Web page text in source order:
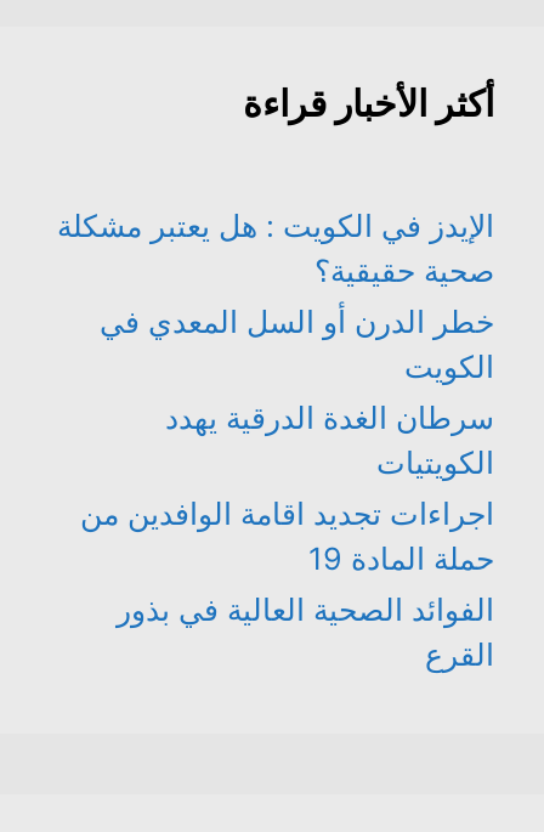
أكثر الأخبار قراءة
الإيدز في الكويت : هل يعتبر مشكلة
صحية حقيقية؟
خطر الدرن أو السل المعدي في
الكويت
سرطان الغدة الدرقية يهدد
الكويتيات
اجراءات تجديد اقامة الوافدين من
حملة المادة 19
الفوائد الصحية العالية في بذور
القرع